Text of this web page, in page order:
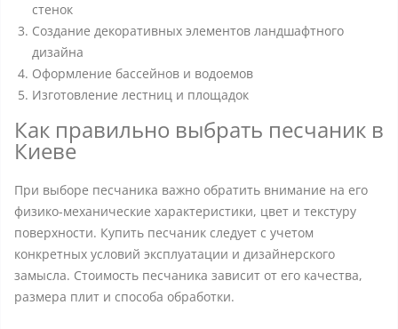
стенок
Создание декоративных элементов ландшафтного
дизайна
Оформление бассейнов и водоемов
Изготовление лестниц и площадок
Как правильно выбрать песчаник в
Киеве
При выборе песчаника важно обратить внимание на его
физико-механические характеристики, цвет и текстуру
поверхности. Купить песчаник следует с учетом
конкретных условий эксплуатации и дизайнерского
замысла. Стоимость песчаника зависит от его качества,
размера плит и способа обработки.